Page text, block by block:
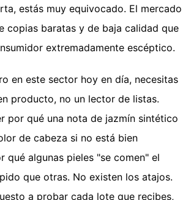
estás muy equivocado. El mercado
copias baratas y de baja calidad que
extremadamente escéptico.
en este sector hoy en día, necesitas
producto, no un lector de listas.
por qué una nota de jazmín sintético
de cabeza si no está bien
qué algunas pieles "se comen" el
que otras. No existen los atajos.
a probar cada lote que recibes,